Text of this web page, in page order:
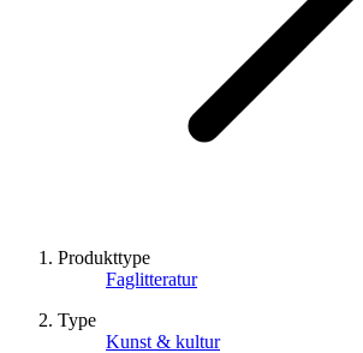
Produkttype
Faglitteratur
Type
Kunst & kultur